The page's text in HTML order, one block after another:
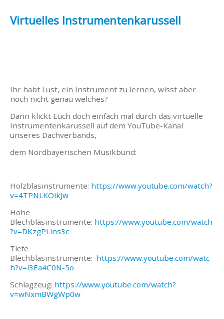
Virtuelles Instrumentenkarussell
Ihr habt Lust, ein Instrument zu lernen, wisst aber
noch nicht genau welches?
Dann klickt Euch doch einfach mal durch das virtuelle
Instrumentenkarussell auf dem YouTube-Kanal
unseres Dachverbands,
dem Nordbayerischen Musikbund:
Holzblasinstrumente: https://www.youtube.com/watch?
v=4TPNLKOikJw
Hohe
Blechblasinstrumente: https://www.youtube.com/watch
?v=DKzgPLins3c
Tiefe
Blechblasinstrumente: https://www.youtube.com/watc
h?v=l3Ea4C0N-5o
Schlagzeug: https://www.youtube.com/watch?
v=wNxmBWgWp0w